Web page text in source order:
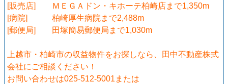
[販売店] ＭＥＧＡドン・キホーテ柏崎店まで1,350m
[病院] 柏崎厚生病院まで2,488m
[郵便局] 田塚簡易郵便局まで1,030m
上越市・柏崎市の収益物件をお探しなら、田中不動産株式
会社にご相談ください！
お問い合わせは025-512-5001または